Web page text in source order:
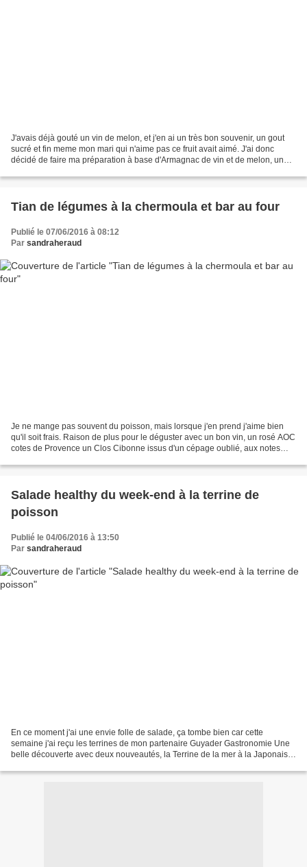
J'avais déjà gouté un vin de melon, et j'en ai un très bon souvenir, un gout
sucré et fin meme mon mari qui n'aime pas ce fruit avait aimé. J'ai donc
décidé de faire ma préparation à base d'Armagnac de vin et de melon, une
Tian de légumes à la chermoula et bar au four
Publié le 07/06/2016 à 08:12
Par sandraheraud
Je ne mange pas souvent du poisson, mais lorsque j'en prend j'aime bien
qu'il soit frais. Raison de plus pour le déguster avec un bon vin, un rosé AOC
cotes de Provence un Clos Cibonne issus d'un cépage oublié, aux notes
Salade healthy du week-end à la terrine de
poisson
Publié le 04/06/2016 à 13:50
Par sandraheraud
En ce moment j'ai une envie folle de salade, ça tombe bien car cette
semaine j'ai reçu les terrines de mon partenaire Guyader Gastronomie Une
belle découverte avec deux nouveautés, la Terrine de la mer à la Japonaise